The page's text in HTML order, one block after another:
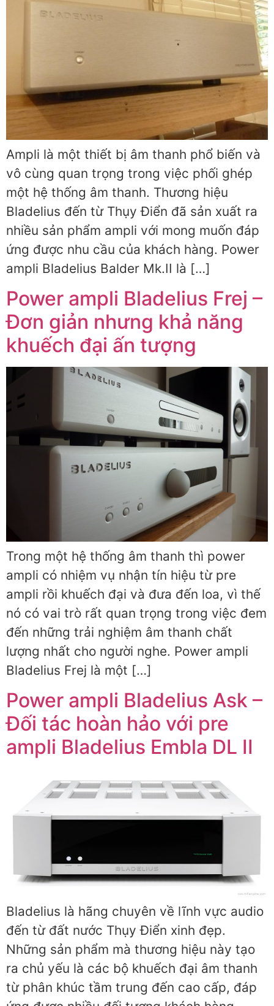
Ampli là một thiết bị âm thanh phổ biến và
vô cùng quan trọng trong việc phối ghép
một hệ thống âm thanh. Thương hiệu
Bladelius đến từ Thụy Điển đã sản xuất ra
nhiều sản phẩm ampli với mong muốn đáp
ứng được nhu cầu của khách hàng. Power
ampli Bladelius Balder Mk.II là […]
Power ampli Bladelius Frej –
Đơn giản nhưng khả năng
khuếch đại ấn tượng
Trong một hệ thống âm thanh thì power
ampli có nhiệm vụ nhận tín hiệu từ pre
ampli rồi khuếch đại và đưa đến loa, vì thế
nó có vai trò rất quan trọng trong việc đem
đến những trải nghiệm âm thanh chất
lượng nhất cho người nghe. Power ampli
Bladelius Frej là một […]
Power ampli Bladelius Ask –
Đối tác hoàn hảo với pre
ampli Bladelius Embla DL II
Bladelius là hãng chuyên về lĩnh vực audio
đến từ đất nước Thụy Điển xinh đẹp.
Những sản phẩm mà thương hiệu này tạo
ra chủ yếu là các bộ khuếch đại âm thanh
từ phân khúc tầm trung đến cao cấp, đáp